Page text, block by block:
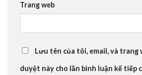
Trang web
Lưu tên của tôi, email, và
duyệt này cho lần bình luận kế tiếp